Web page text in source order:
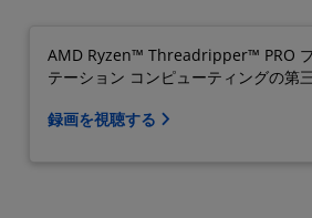
AMD Ryzen™ Threadripper™ PRO
テーション コンピューティングの第
録画を視聴する